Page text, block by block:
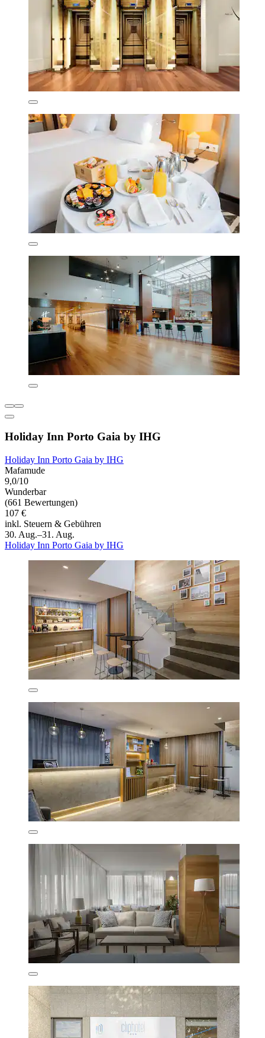
Holiday Inn Porto Gaia by IHG
Holiday Inn Porto Gaia by IHG
Mafamude
9,0/10
Wunderbar
(661 Bewertungen)
107 €
inkl. Steuern & Gebühren
30. Aug.–31. Aug.
Holiday Inn Porto Gaia by IHG